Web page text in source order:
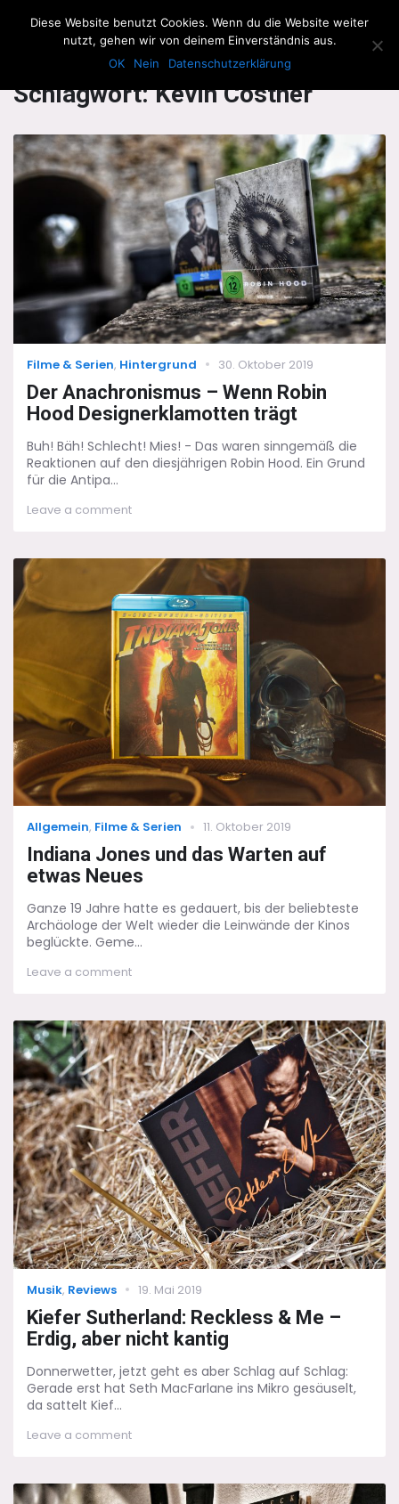
The Howling Men
Schlagwort:Kevin Costner
Categories
Filme & Serien, Hintergrund
Posted
30. Oktober 2019
Der Anachronismus – Wenn Robin
Hood Designerklamotten trägt
Buh! Bäh! Schlecht! Mies! - Das waren sinngemäß die
Reaktionen auf den diesjährigen Robin Hood. Ein Grund
für die Antipa...
Leave a commenton
–
Wenn
Robin
Hood
Designerklamotten
trägt
Categories
Allgemein, Filme & Serien
Posted
11. Oktober 2019
Indiana Jones und das Warten auf
etwas Neues
Ganze 19 Jahre hatte es gedauert, bis der beliebteste
Archäologe der Welt wieder die Leinwände der Kinos
beglückte. Geme...
Leave a commenton
und
das
Warten
auf
etwas
Neues
Categories
Musik, Reviews
Posted
on
19. Mai 2019
Kiefer Sutherland: Reckless & Me –
Erdig, aber nicht kantig
Donnerwetter, jetzt geht es aber Schlag auf Schlag:
Gerade erst hat Seth MacFarlane ins Mikro gesäuselt,
da sattelt Kief...
Leave a commenton
Reckless
Diese Website benutzt Cookies. Wenn du die Website weiter
nutzt, gehen wir von deinem Einverständnis aus.
OK
Nein Datenschutzerklärung